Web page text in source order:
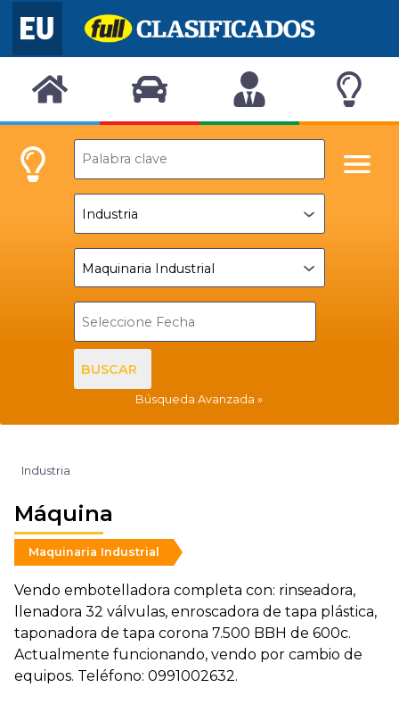
BUSCAR
Búsqueda Avanzada
Industria
Máquina
Maquinaria Industrial
Vendo embotelladora completa con: rinseadora,
llenadora 32 válvulas, enroscadora de tapa plástica,
taponadora de tapa corona 7.500 BBH de 600c.
Actualmente funcionando, vendo por cambio de
equipos. Teléfono: 0991002632.